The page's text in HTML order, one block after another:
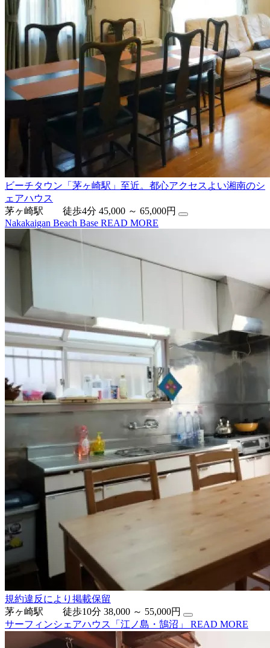
ビーチタウン「茅ヶ崎駅」至近。都心アクセスよい湘南のシ
ェアハウス
茅ヶ崎駅 徒歩4分 45,000 ～ 65,000円
Nakakaigan Beach Base READ MORE
規約違反により掲載保留
茅ヶ崎駅 徒歩10分 38,000 ～ 55,000円
サーフィンシェアハウス「江ノ島・鵠沼」
READ MORE